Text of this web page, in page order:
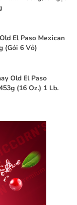
El Paso Mexican
(Gói 6 Vỏ)
Old El Paso
(16 Oz.) 1 Lb.